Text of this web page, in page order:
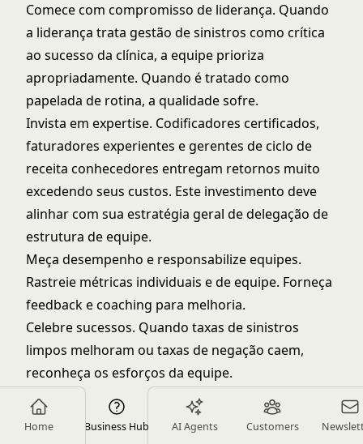
Home Business Hub AI Agents Customers
Comece com compromisso de liderança. Quando
a liderança trata gestão de sinistros como crítica
ao sucesso da clínica, a equipe prioriza
apropriadamente. Quando é tratado como
papelada de rotina, a qualidade sofre.
Invista em expertise. Codificadores certificados,
faturadores experientes e gerentes de ciclo de
receita conhecedores entregam retornos muito
excedendo seus custos. Este investimento deve
alinhar com sua estratégia geral dedelegação de
estrutura de equipe.
Meça desempenho e responsabilize equipes.
Rastreie métricas individuais e de equipe. Forneça
feedback e coaching para melhoria.
Celebre sucessos. Quando taxas de sinistros
limpos melhoram ou taxas de negação caem,
reconheça os esforços da equipe.
Reconhecimento reforça os comportamentos que
geram resultados.